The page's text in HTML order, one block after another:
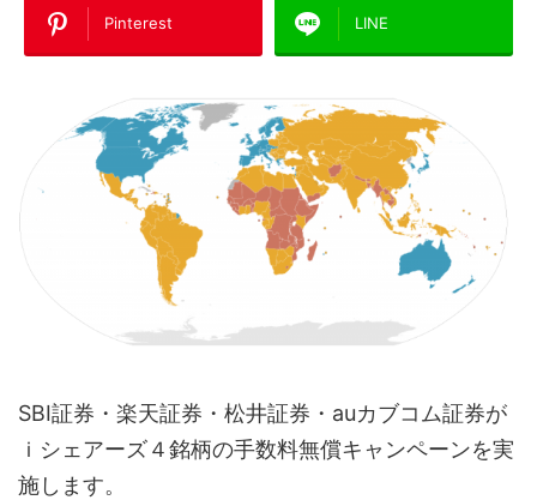
Pinterest LINE
SBI証券・楽天証券・松井証券・auカブコム証券が
ｉシェアーズ４銘柄の手数料無償キャンペーンを実
施します。